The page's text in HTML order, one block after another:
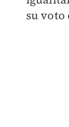
su voto